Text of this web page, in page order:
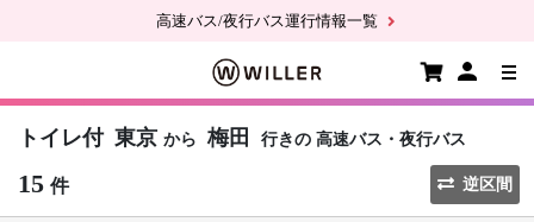
高速バス/夜行バス運行情報一覧
トイレ付 東京 から 梅田 行きの 高速バス・夜行バス
15 件 逆区間